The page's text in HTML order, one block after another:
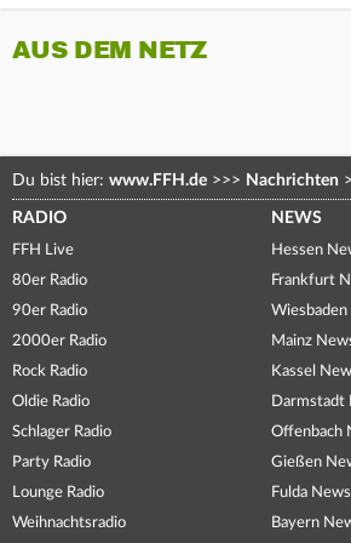
AUS DEM NETZ
Du bist hier: www.FFH.de >>> Nachrichten
RADIO
FFH Live
80er Radio
90er Radio
2000er Radio
Rock Radio
Oldie Radio
Schlager Radio
Party Radio
Lounge Radio
Weihnachtsradio
NEWS
Hessen
Frankfurt
Wiesbaden
Mainz
Kassel
Darmstadt
Offenbach
Gießen
Fulda News
Bayern